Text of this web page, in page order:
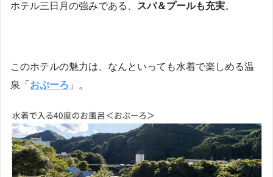
ホテル三日月の強みである、 スパ＆プールも充実。
このホテルの魅力は、なんといっても水着で楽しめる温
泉「 おぷーろ 」。